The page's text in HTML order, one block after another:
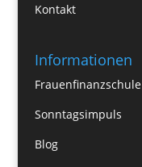
Kontakt
Informationen
Frauenfinanzschule
Sonntagsimpuls
Blog